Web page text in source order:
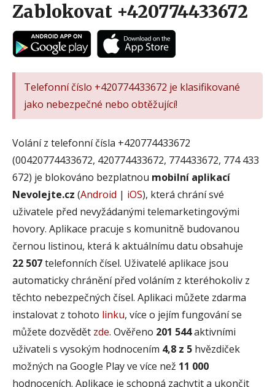
Zablokovat +420774433672
Telefonní číslo +420774433672 je klasifikované
jako nebezpečné nebo obtěžující!
Volání z telefonní čísla +420774433672
(00420774433672, 420774433672, 774433672, 774 433
672) je blokováno bezplatnou mobilní aplikací
Nevolejte.cz (Android | iOS), která chrání své
uživatele před nevyžádanými telemarketingovými
hovory. Aplikace pracuje s komunitně budovanou
černou listinou, která k aktuálnímu datu obsahuje
22 507telefonních čísel. Uživatelé aplikace jsou
automaticky chránění před voláním z kteréhokoliv z
těchto nebezpečných čísel. Aplikaci můžete zdarma
instalovat z tohoto linku, více o jejím fungování se
můžete dozvědět zde. Ověřeno 201 544aktivními
uživateli s vysokým hodnocením 4,8 z 5 hvězdiček
možných na Google Play ve více než 11 000
hodnoceních. Aplikace je schopná zachytit a ukončit